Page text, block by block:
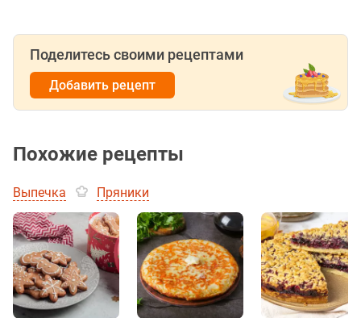
Поделитесь своими рецептами
Добавить рецепт
Похожие рецепты
Выпечка Пряники